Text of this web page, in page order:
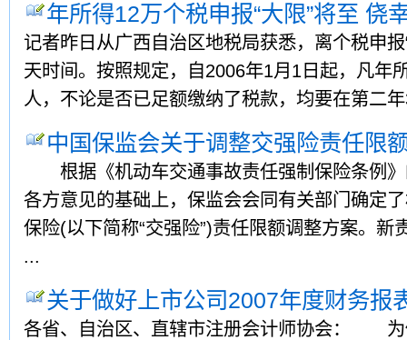
年所得12万个税申报“大限”将至 侥
记者昨日从广西自治区地税局获悉，离个税申
天时间。按照规定，自2006年1月1日起，凡年
人，不论是否已足额缴纳了税款，均要在第二
中国保监会关于调整交强险责任限
根据《机动车交通事故责任强制保险条例》
各方意见的基础上，保监会会同有关部门确定
保险(以下简称“交强险”)责任限额调整方案。
...
关于做好上市公司2007年度财务报
各省、自治区、直辖市注册会计师协会： 为